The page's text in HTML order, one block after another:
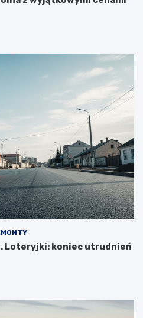
Loteryjki: koniec utrudnień